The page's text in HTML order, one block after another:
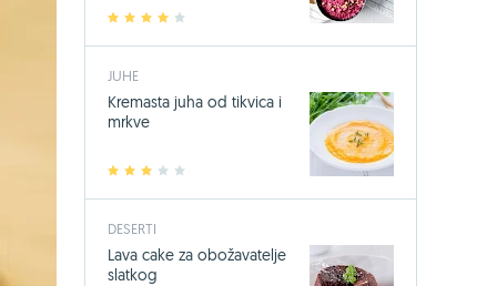
2 3 4
JUHE
2 3 4
Kremasta juha od tikvica i
mrkve
DESERTI
Lava cake za obožavatelje
slatkog